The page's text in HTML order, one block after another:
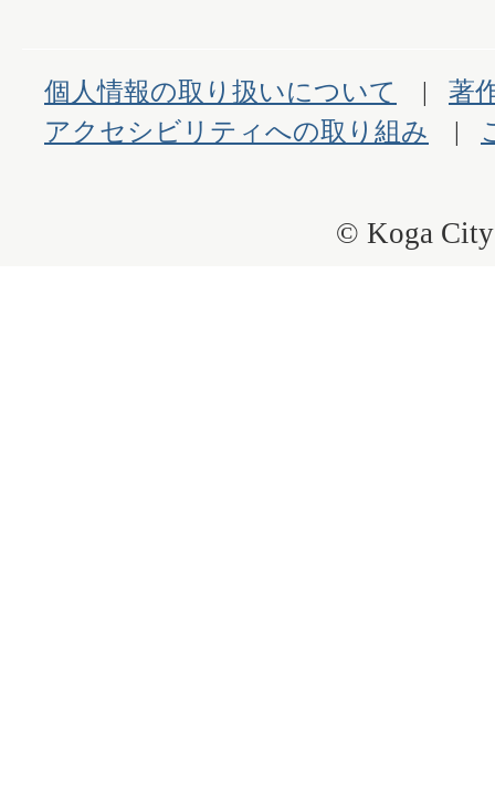
個人情報の取り扱いについて
著
アクセシビリティへの取り組み
© Koga City